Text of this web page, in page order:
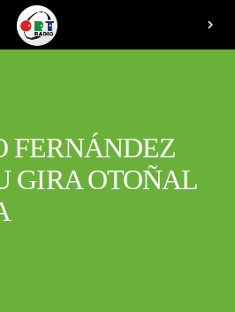
chevron_right
FERNÁNDEZ
GIRA OTOÑAL